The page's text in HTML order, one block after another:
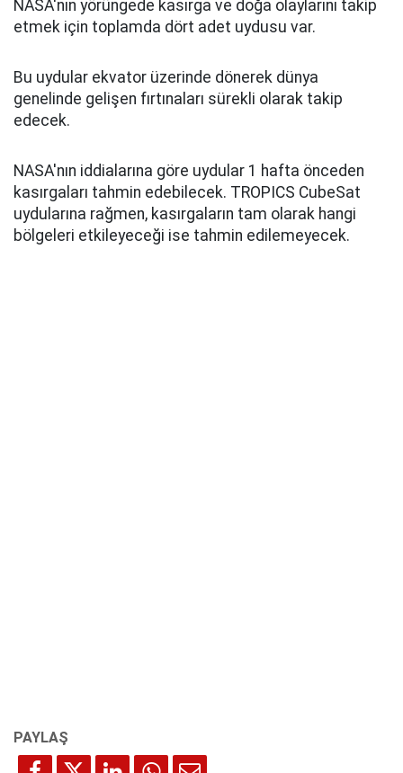
NASA'nın yörüngede kasırga ve doğa olaylarını takip
etmek için toplamda dört adet uydusu var.
Bu uydular ekvator üzerinde dönerek dünya
genelinde gelişen fırtınaları sürekli olarak takip
edecek.
NASA'nın iddialarına göre uydular 1 hafta önceden
kasırgaları tahmin edebilecek. TROPICS CubeSat
uydularına rağmen, kasırgaların tam olarak hangi
bölgeleri etkileyeceği ise tahmin edilemeyecek.